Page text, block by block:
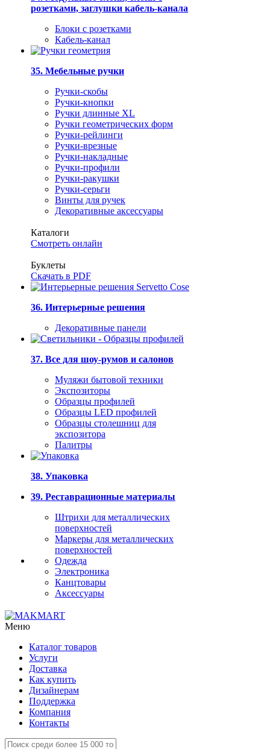
розетками, заглушки кабель-канала
Блоки с розетками
Кабель-канал
35. Мебельные ручки
Ручки-скобы
Ручки-кнопки
Ручки длинные XL
Ручки геометрических форм
Ручки-рейлинги
Ручки-врезные
Ручки-накладные
Ручки-профили
Ручки-ракушки
Ручки-серьги
Винты для ручек
Декоративные аксессуары
Каталоги
Смотреть онлайн
Буклеты
Скачать в PDF
36. Интерьерные решения
Декоративные панели
37. Все для шоу-румов и салонов
Муляжи бытовой техники
Экспозиторы
Образцы профилей
Образцы LED профилей
Образцы столешниц для
экспозитора
Палитры
38. Упаковка
39. Реставрационные материалы
Штрихи для металлических
поверхностей
Маркеры для металлических
поверхностей
Одежда
Электроника
Канцтовары
Аксессуары
Меню
Каталог товаров
Услуги
Доставка
Как купить
Дизайнерам
Поддержка
Компания
Контакты